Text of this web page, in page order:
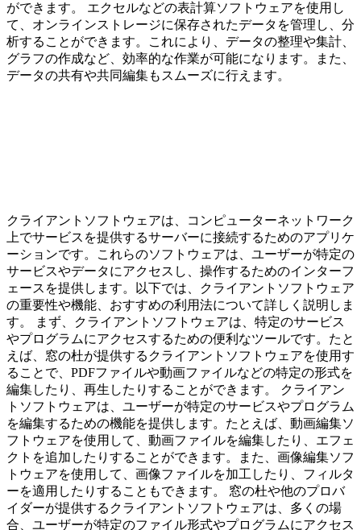
ができます。 エクセルなどの表計算ソフトウェアを使用し
て、オンラインストレージに保存されたデータを管理し、分
析することができます。これにより、データの整理や集計、
グラフの作成など、効率的な作業が可能になります。また、
データの共有や共同編集もスムーズに行えます。
クライアントソフトウェアは、コンピューターネットワーク
上でサービスを提供するサーバーに接続するためのアプリケ
ーションです。これらのソフトウェアは、ユーザーが特定の
サービスやデータにアクセスし、操作するためのインターフ
ェースを提供します。以下では、クライアントソフトウェア
の重要性や機能、おすすめの利用法について詳しく説明しま
す。 まず、クライアントソフトウェアは、特定のサービス
やプログラムにアクセスするための便利なツールです。たと
えば、窓の杜が提供するクライアントソフトウェアを使用す
ることで、PDFファイルや動画ファイルなどの特定の形式を
編集したり、再生したりすることができます。 クライアン
トソフトウェアは、ユーザーが特定のサービスやプログラム
を編集するための機能を提供します。たとえば、動画編集ソ
フトウェアを使用して、動画ファイルを編集したり、エフェ
クトを追加したりすることができます。また、画像編集ソフ
トウェアを使用して、画像ファイルを加工したり、フィルタ
ーを適用したりすることもできます。 窓の杜や他のプロバ
イダーが提供するクライアントソフトウェアは、多くの場
合、ユーザーが特定のファイル形式やプログラムにアクセス